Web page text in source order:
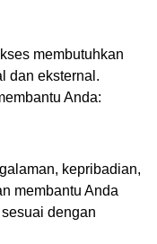
membutuhkan
dan eksternal.
Anda:
kepribadian,
membantu Anda
dengan